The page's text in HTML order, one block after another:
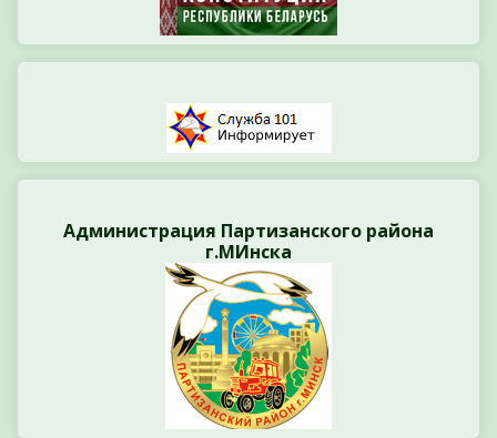
Администрация Партизанского района
г.МИнска